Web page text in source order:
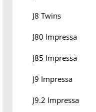
J8 Twins
J80 Impressa
J85 Impressa
J9 Impressa
J9.2 Impressa